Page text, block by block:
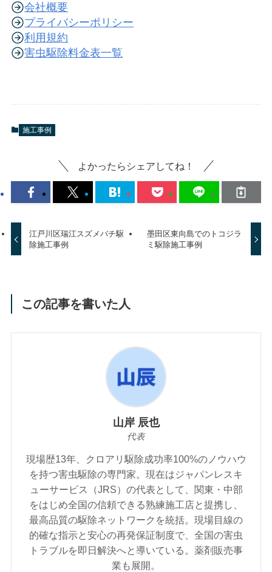
会社概要
プライバシーポリシー
利用規約
害虫駆除料金表一覧
施工事例
よかったらシェアしてね！
江戸川区瑞江スズメバチ駆
除施工事例
墨田区東向島でのトコジラ
ミ駆除施工事例
この記事を書いた人
山岸 辰也
代表
現場歴13年、クロアリ駆除成功率100%のノウハウ
を持つ害虫駆除の専門家。現在はジャパンレスキ
ューサービス（JRS）の代表として、関東・中部
をはじめ全国の信頼できる熟練施工店と提携し、
最高品質の駆除ネットワークを統括。現場目線の
的確な指示と安心の再発保証制度で、全国の害虫
トラブルを即日解決へと導いている。薬剤販売事
業も展開。